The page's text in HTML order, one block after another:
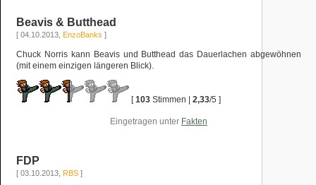
Beavis & Butthead
[ 04.10.2013,EnzoBanks ]
Chuck Norris kann Beavis und Butthead das Dauerlachen abgewöhnen
(mit einem einzigen längeren Blick).
[103 Stimmen |2,33/5 ]
Eingetragen unter Fakten
FDP
[ 03.10.2013,RBS ]